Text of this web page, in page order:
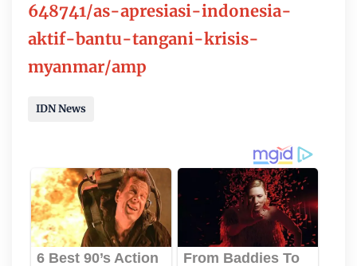
648741/as-apresiasi-indonesia-
aktif-bantu-tangani-krisis-
myanmar/amp
IDN News